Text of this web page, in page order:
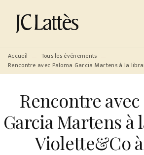
MENU RECHERCHE
PIED DE PAGE
Accueil — Tous les événements —
Rencontre avec Paloma Garcia Martens à la
Rencontre
Garcia Martens à
Violette&Co